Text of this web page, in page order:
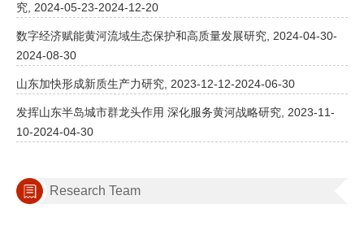
究, 2024-05-23-2024-12-20
数字经济赋能黄河流域生态保护和高质量发展研究, 2024-04-30-
2024-08-30
山东加快形成新质生产力研究, 2023-12-12-2024-06-30
发挥山东半岛城市群龙头作用 深化服务黄河战略研究, 2023-11-
10-2024-04-30
Research Team